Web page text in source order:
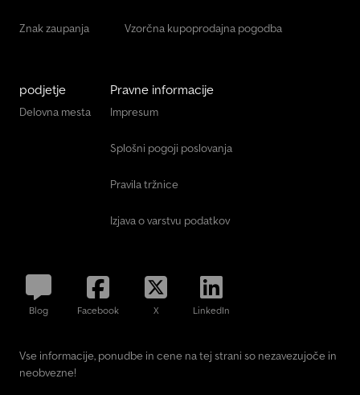
Znak zaupanja Vzorčna kupoprodajna pogodba
podjetje
Delovna mesta
Pravne informacije
Impresum
Splošni pogoji poslovanja
Pravila tržnice
Izjava o varstvu podatkov
Blog Facebook X LinkedIn
Vse informacije, ponudbe in cene na tej strani so nezavezujoče in
neobvezne!